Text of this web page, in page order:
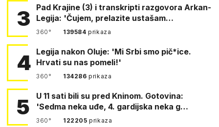
3
Pad Krajine (3) i transkripti razgovora Arkan-
Legija: 'Čujem, prelazite ustašam…
360° 139584prikaza
4 Legija nakon Oluje: 'Mi Srbi smo pič*ice.
Hrvati su nas pomeli!'
360° 134286prikaza
5
U 11 sati bili su pred Kninom. Gotovina:
'Sedma neka uđe, 4. gardijska neka g…
360° 122205prikaza